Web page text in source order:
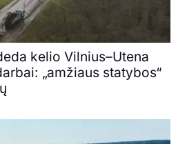
kelio Vilnius–Utena
„amžiaus statybos“